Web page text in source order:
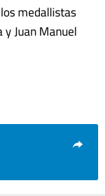
medallistas
Juan Manuel